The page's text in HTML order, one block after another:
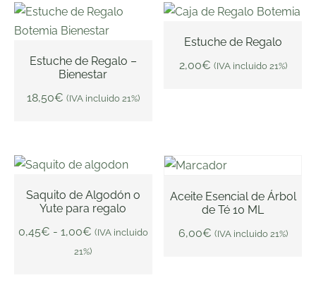
Estuche de Regalo –
Bienestar
18,50€ (IVA incluido 21%)
AÑADIR AL CARRITO
Estuche de Regalo
2,00€ (IVA incluido 21%)
SELECCIONAR
Este
Saquito de Algodón o
Yute para regalo
0,45€ - 1,00€
Rango
precios:
desde
(IVA incluido
21%)
Aceite Esencial de Árbol
de Té 10 ML
6,00€ (IVA incluido 21%)